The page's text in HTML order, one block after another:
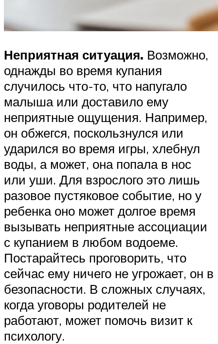
Неприятная ситуация. Возможно,
однажды во время купания
случилось что-то, что напугало
малыша или доставило ему
неприятные ощущения. Например,
он обжегся, поскользнулся или
ударился во время игры, хлебнул
воды, а может, она попала в нос
или уши. Для взрослого это лишь
разовое пустяковое событие, но у
ребенка оно может долгое время
вызывать неприятные ассоциации
с купанием в любом водоеме.
Постарайтесь проговорить, что
сейчас ему ничего не угрожает, он в
безопасности. В сложных случаях,
когда уговоры родителей не
работают, может помочь визит к
психологу.